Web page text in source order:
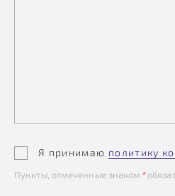
Я принимаю политику
Пункты, отмеченные знаком *